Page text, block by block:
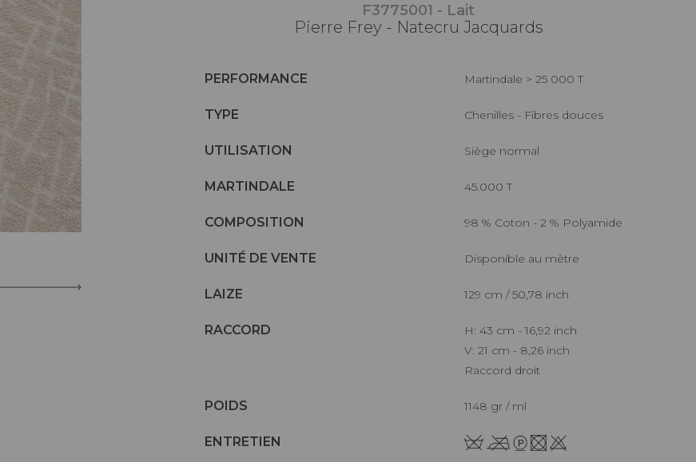
F3775001 - Lait
Pierre Frey - Natecru Jacquards
PERFORMANCE Martindale > 25 000 T
TYPE Chenilles - Fibres douces
UTILISATION Siège normal
MARTINDALE 45.000 T
COMPOSITION 98 % Coton - 2 % Polyamide
UNITÉ DE VENTE Disponible au mètre
LAIZE 129 cm / 50,78 inch
RACCORD
H: 43 cm - 16,92 inch
V: 21 cm - 8,26 inch
Raccord droit
POIDS 1148 gr / ml
ENTRETIEN